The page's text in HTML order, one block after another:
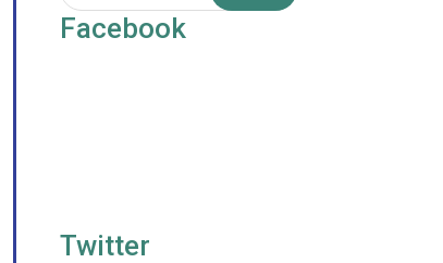
Facebook
Twitter